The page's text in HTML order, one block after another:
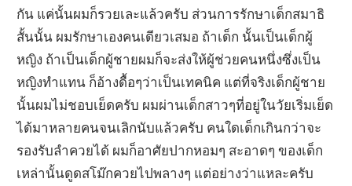
กัน แค่นั้นผมก็รวยเละแล้วครับ ส่วนการรักษาเด็กสมาธิ
สั้นนั้น ผมรักษาเองคนเดียวเสมอ ถ้าเด็ก นั้นเป็นเด็กผู้
หญิง ถ้าเป็นเด็กผู้ชายผมก็จะส่งให้ผู้ช่วยคนหนึ่งซึ่งเป็น
หญิงทำแทน ก็อ้างดื้อๆว่าเป็นเทคนิค แต่ที่จริงเด็กผู้ชาย
นั้นผมไม่ชอบเย็ดครับ ผมผ่านเด็กสาวๆที่อยู่ในวัยเริ่มเย็ด
ได้มาหลายคนจนเลิกนับแล้วครับ คนใดเด็กเกินกว่าจะ
รองรับลำควยได้ ผมก็อาศัยปากหอมๆ สะอาดๆ ของเด็ก
เหล่านั้นดูดสโม๊กควยไปพลางๆ แต่อย่างว่าแหละครับ